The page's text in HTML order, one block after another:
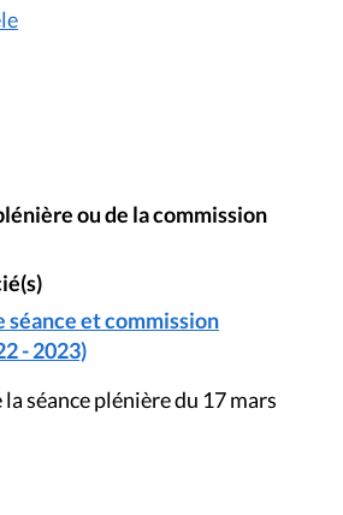
ou de la commission
séance et commission
- 2023)
séance plénière du 17 mars